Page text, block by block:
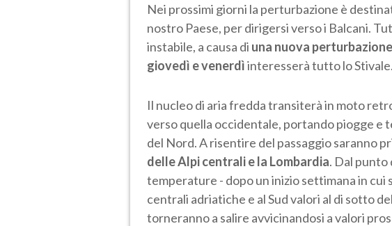
Nei prossimi giorni la perturbazione è
nostro Paese, per dirigersi verso i Balcani.
instabile, a causa di una nuova perturbazione
giovedì e venerdìinteresserà tutto lo Stivale.
Il nucleo di aria fredda transiterà in moto
verso quella occidentale, portando piogge e
del Nord. A risentire del passaggio saranno
delle Alpi centrali ela Lombardia. Dal punto
temperature - dopo un inizio settimana in
centrali adriatiche e al Sud valori al di sotto
torneranno a salire avvicinandosi a valori